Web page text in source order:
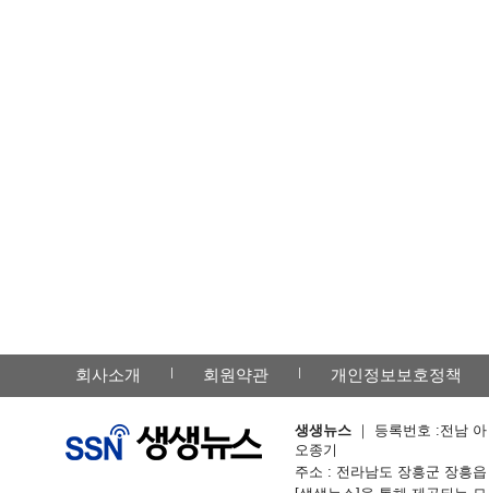
회사소개 회원약관 개인정보보호정책
생생뉴스 ｜ 등록번호 :전남
오종기
주소 : 전라남도 장흥군 장흥